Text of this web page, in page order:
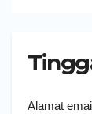
Alamat